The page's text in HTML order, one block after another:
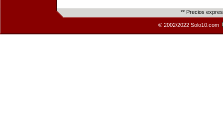
** Precios
© 2002/2022 Solo10.com